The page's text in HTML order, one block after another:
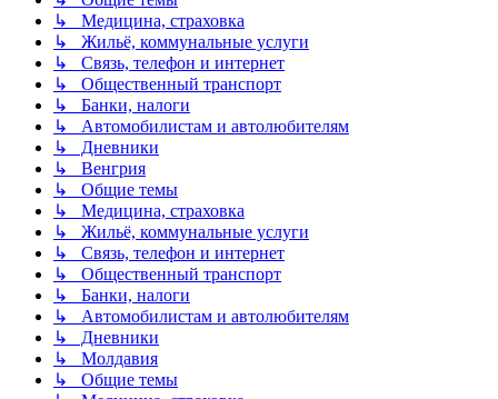
↳ Медицина, страховка
↳ Жильё, коммунальные услуги
↳ Связь, телефон и интернет
↳ Общественный транспорт
↳ Банки, налоги
↳ Автомобилистам и автолюбителям
↳ Дневники
↳ Венгрия
↳ Общие темы
↳ Медицина, страховка
↳ Жильё, коммунальные услуги
↳ Связь, телефон и интернет
↳ Общественный транспорт
↳ Банки, налоги
↳ Автомобилистам и автолюбителям
↳ Дневники
↳ Молдавия
↳ Общие темы